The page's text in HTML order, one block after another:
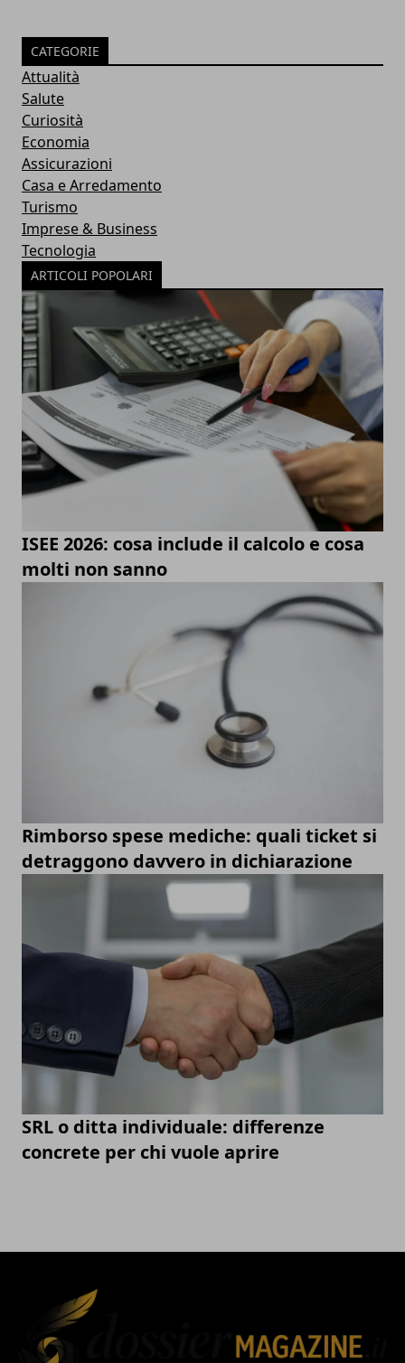
CATEGORIE
Attualità
Salute
Curiosità
Economia
Assicurazioni
Casa e Arredamento
Turismo
Imprese & Business
Tecnologia
ARTICOLI POPOLARI
ISEE 2026: cosa include il calcolo e cosa
molti non sanno
Rimborso spese mediche: quali ticket si
detraggono davvero in dichiarazione
SRL o ditta individuale: differenze
concrete per chi vuole aprire